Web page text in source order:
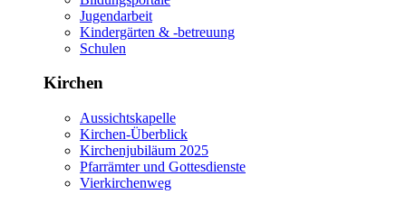
Jugendarbeit
Kindergärten & -betreuung
Schulen
Kirchen
Aussichtskapelle
Kirchen-Überblick
Kirchenjubiläum 2025
Pfarrämter und Gottesdienste
Vierkirchenweg